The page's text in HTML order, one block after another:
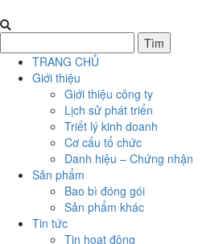
TRANG CHỦ
Giới thiệu
Giới thiệu công ty
Lịch sử phát triển
Triết lý kinh doanh
Cơ cấu tổ chức
Danh hiệu – Chứng nhận
Sản phẩm
Bao bì đóng gói
Sản phẩm khác
Tin tức
Tin hoạt động